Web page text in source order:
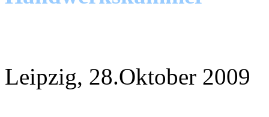
Leipzig, 28.Oktober 2009